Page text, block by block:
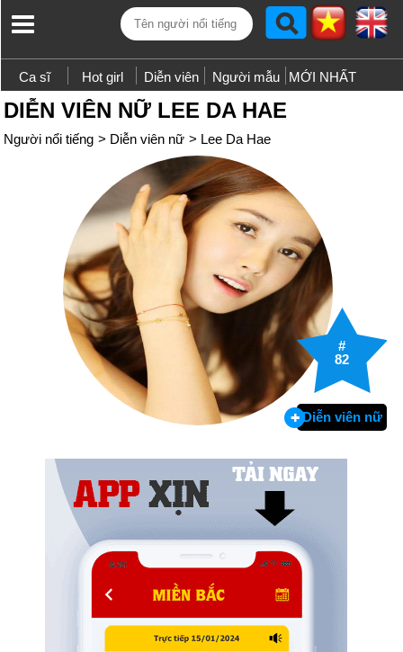
Ca sĩ Hot girl Diễn viên Người mẫu MỚI NHẤT
DIỄN VIÊN NỮ LEE DA HAE
Người nổi tiếng > Diễn viên nữ > Lee Da Hae
#
82
Diễn viên nữ